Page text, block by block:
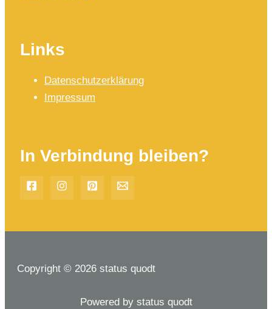
Links
Datenschutzerklärung
Impressum
In Verbindung bleiben?
Copyright © 2026 status quodt
Powered by status quodt